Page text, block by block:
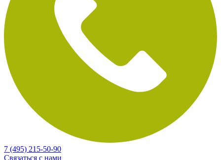
7 (495) 215-50-90
Связаться с нами